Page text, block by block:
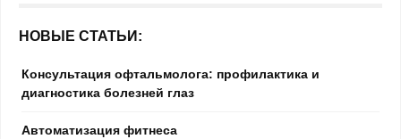
НОВЫЕ СТАТЬИ:
Консультация офтальмолога: профилактика и
диагностика болезней глаз
Автоматизация фитнеса